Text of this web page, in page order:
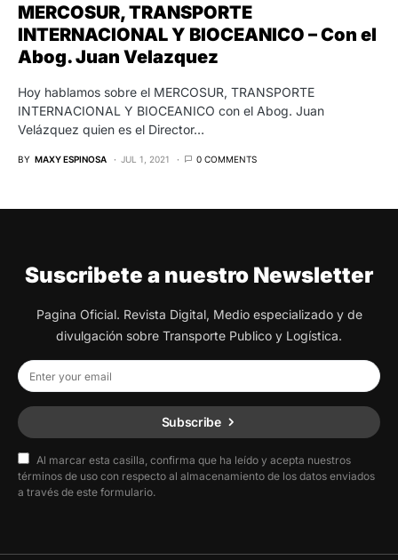
MERCOSUR, TRANSPORTE
INTERNACIONAL Y BIOCEANICO – Con el
Abog. Juan Velazquez
Hoy hablamos sobre el MERCOSUR, TRANSPORTE
INTERNACIONAL Y BIOCEANICO con el Abog. Juan
Velázquez quien es el Director…
BY MAXY ESPINOSA JUL 1, 2021 0 COMMENTS
Suscribete a nuestro Newsletter
Pagina Oficial. Revista Digital, Medio especializado y de
divulgación sobre Transporte Publico y Logística.
Subscribe
Al marcar esta casilla, confirma que ha leído y acepta nuestros
términos de uso con respecto al almacenamiento de los datos enviados
a través de este formulario.